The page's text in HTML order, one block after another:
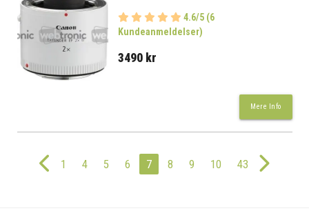
4.6/5 (6
Kundeanmeldelser)
3490 kr
Mere Info
1 4 5 6 7 8 9 10 43